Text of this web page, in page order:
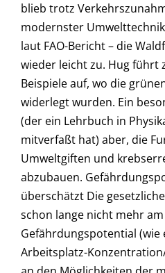
blieb trotz
modernster
laut FAO-Bericht – die
wieder leicht zu. Hug führt
Beispiele auf, wo die
widerlegt wurden. Ein
(der ein Lehrbuch in
mitverfaßt hat) aber, die
Umweltgiften und
abzubauen.
überschätzt Die
schon lange nicht mehr
Gefährdungspotential (wie
Arbeitsplatz-